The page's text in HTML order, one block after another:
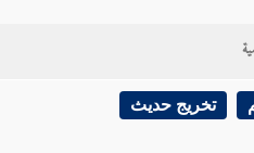
تخريج حديث